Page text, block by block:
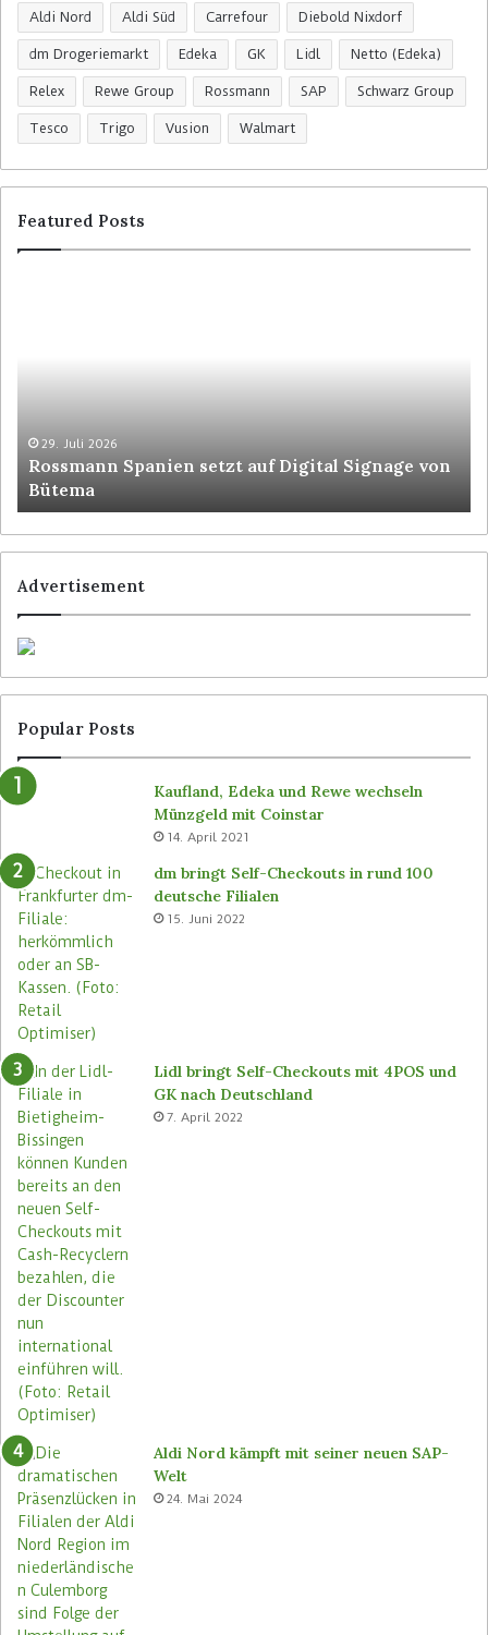
Aldi Nord Aldi Süd Carrefour Diebold Nixdorf
dm Drogeriemarkt Edeka GK Lidl Netto (Edeka)
Relex Rewe Group Rossmann SAP Schwarz Group
Tesco Trigo Vusion Walmart
Featured Posts
29. Juli 2026
Rossmann Spanien setzt auf Digital Signage von
Bütema
Advertisement
Popular Posts
Kaufland, Edeka und Rewe wechseln
Münzgeld mit Coinstar
14. April 2021
dm bringt Self-Checkouts in rund 100
deutsche Filialen
15. Juni 2022
Lidl bringt Self-Checkouts mit 4POS und
GK nach Deutschland
7. April 2022
Aldi Nord kämpft mit seiner neuen SAP-
Welt
24. Mai 2024